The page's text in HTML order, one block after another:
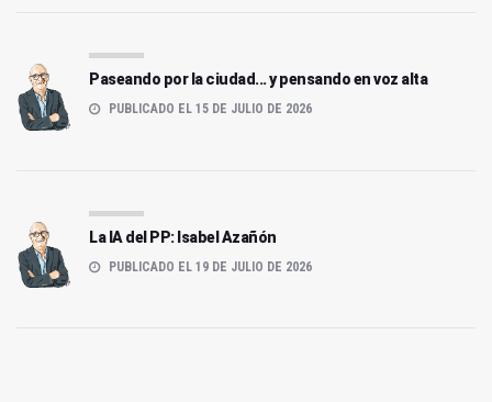
Paseando por la ciudad... y pensando en voz alta
PUBLICADO EL 15 DE JULIO DE 2026
La IA del PP: Isabel Azañón
PUBLICADO EL 19 DE JULIO DE 2026